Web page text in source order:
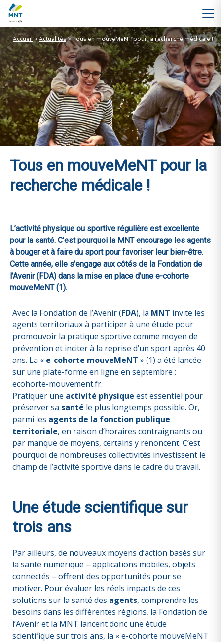
Accueil>Actualités>Tous en mouveMeNT pour la recherche médicale !
Tous en mouveMeNT pour la
recherche médicale !
L’activité physique ou sportive régulière est excellente
pour la santé. C’est pourquoi la MNT encourage les agents
à bouger et à faire du sport pour favoriser leur bien-être.
Cette année, elle s’engage aux côtés de la Fondation de
l’Avenir (FDA) dans la mise en place d’une e-cohorte
mouveMeNT (1).
Avec la Fondation de l’Avenir(FDA), la MNT invite les
agents territoriaux à participer à une étude pour
promouvoir la pratique sportive comme moyen de
prévention et inciter à la reprise d’un sport après 40
ans. La « e-cohorte mouveMeNT » (1) a été lancée
sur une plate-forme en ligne en septembre :
ecohorte-mouvement.fr.
Pratiquer une activité physique est essentiel pour
préserver sa santé le plus longtemps possible. Or,
parmi les agents de la fonction publique
territoriale, en raison d’horaires contraignants ou
par manque de moyens, certains y renoncent. C’est
pourquoi de nombreuses collectivités investissent le
champ de l’activité sportive dans le cadre du travail.
Une étude scientifique sur
trois ans
Par ailleurs, de nouveaux moyens d’action basés sur
la santé numérique – applications mobiles, objets
connectés – offrent des opportunités pour se
motiver. Pour évaluer les réels impacts de ces
solutions sur la santé des agents, comprendre les
besoins dans les différentes régions, la Fondation de
l’Avenir et la MNT lancent donc une étude
scientifique sur trois ans, la « e-cohorte mouveMeNT